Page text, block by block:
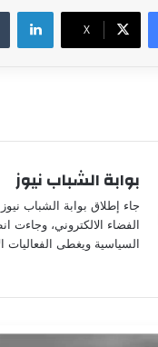
‫X
بوابة الشباب نيوز
جاء إطلاق بوابة الشباب
الفضاء الالكتروني، وجاءت
السياسية ويغطى الفعاليات